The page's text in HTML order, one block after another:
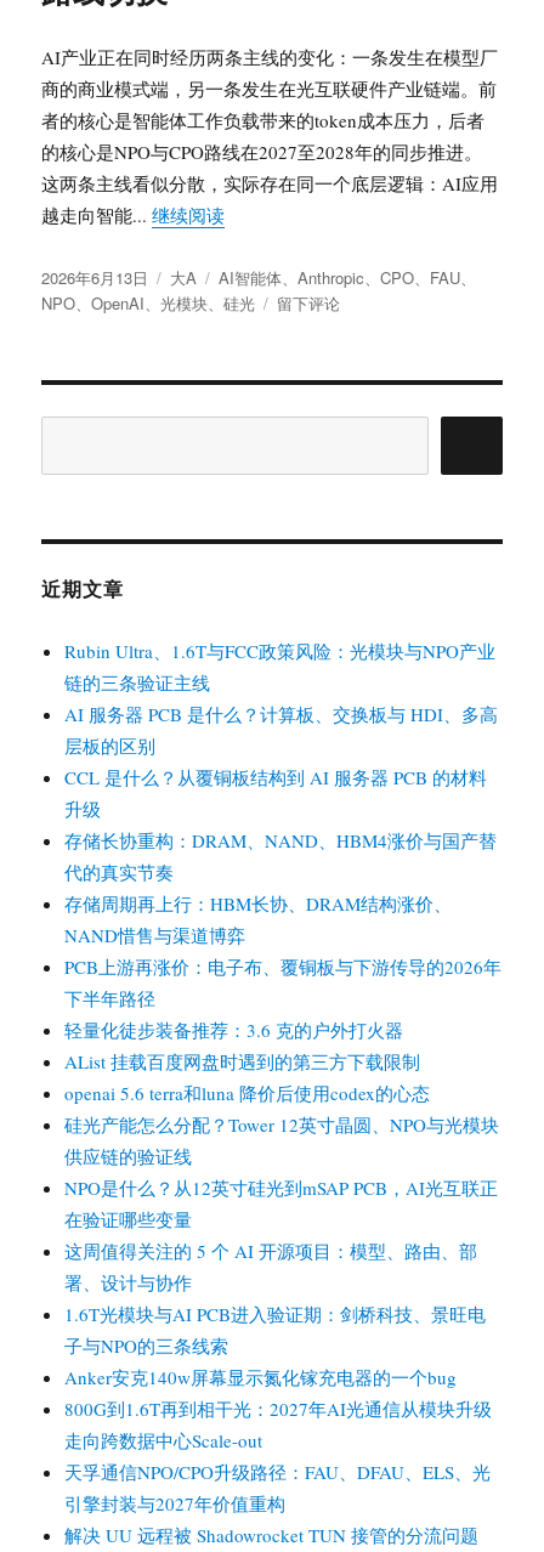
段：
XPO、
CPO
路
线
分
化
模
块
链
AI产业正在同时经历两条主线的变化：一条发生在模型厂
商的商业模式端，另一条发生在光互联硬件产业链端。前
者的核心是智能体工作负载带来的token成本压力，后者
的核心是NPO与CPO路线在2027至2028年的同步推进。
这两条主线看似分散，实际存在同一个底层逻辑：AI应用
越走向智能...继续阅读“AI模型定价重构与NPO产业链升温：
发
布
2026年6月13日
分
类
大A
标
签
AI智能体、Anthropic、CPO、 FAU、
NPO、OpenAI、光模块、硅光
于
型
构
温：
智
成
压
光
联
线
切
换
留下评论
近期文章
Rubin Ultra、1.6T与FCC政策风险：光模块与NPO产业
链的三条验证主线
AI 服务器 PCB 是什么？计算板、交换板与 HDI、多高
层板的区别
CCL 是什么？从覆铜板结构到 AI 服务器 PCB 的材料
升级
存储长协重构：DRAM、NAND、HBM4涨价与国产替
代的真实节奏
存储周期再上行：HBM长协、DRAM结构涨价、
NAND惜售与渠道博弈
PCB上游再涨价：电子布、覆铜板与下游传导的2026年
下半年路径
轻量化徒步装备推荐：3.6 克的户外打火器
AList 挂载百度网盘时遇到的第三方下载限制
openai 5.6 terra和luna 降价后使用codex的心态
硅光产能怎么分配？Tower 12英寸晶圆、NPO与光模块
供应链的验证线
NPO是什么？从12英寸硅光到mSAP PCB，AI光互联正
在验证哪些变量
这周值得关注的 5 个 AI 开源项目：模型、路由、部
署、设计与协作
1.6T光模块与AI PCB进入验证期：剑桥科技、景旺电
子与NPO的三条线索
Anker安克140w屏幕显示氮化镓充电器的一个bug
800G到1.6T再到相干光：2027年AI光通信从模块升级
走向跨数据中心Scale-out
天孚通信NPO/CPO升级路径：FAU、DFAU、ELS、光
引擎封装与2027年价值重构
解决 UU 远程被 Shadowrocket TUN 接管的分流问题